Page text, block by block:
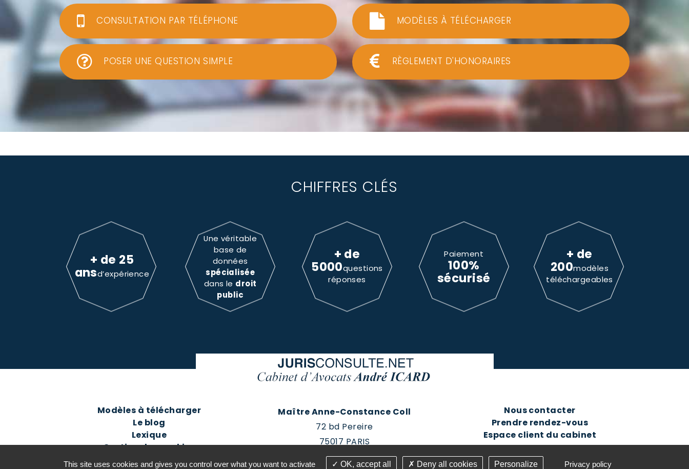
CONSULTATION PAR TÉLÉPHONE
POSER UNE QUESTION SIMPLE
MODÈLES À TÉLÉCHARGER
RÈGLEMENT D'HONORAIRES
CHIFFRES CLÉS
+ de 25
ansd’expérience
Une véritable
base de
données
spécialisée
dans le droit
public
+ de
5000questions
réponses
Paiement
100%
sécurisé
+ de
200modèles
téléchargeables
Modèles à télécharger
Le blog
Lexique
Gestion des cookies
Maître Anne-Constance Coll
72 bd Pereire
75017 PARIS
Tél : 01 60 88 18 78
Nous contacter
Prendre rendez-vous
Espace client du cabinet
This site uses cookies and gives you control over what you want to activate OK, accept all Deny all cookies Personalize Privacy policy